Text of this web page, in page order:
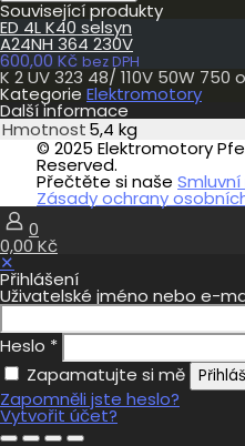
323
48/
110V
50W
750
ot.
množství
Související produkty
ED 4L K40 selsyn
A24NH 364 230V
600,00 Kč bez DPH
K 2 UV 323 48/ 110V 50W 750
Kategorie Elektromotory
Další informace
Hmotnost5,4 kg
© 2025 Elektromotory
Reserved.
Přečtěte si naše
Zásady ochrany
0
0,00 Kč
✕
Přihlášení
Uživatelské jméno nebo e-
Heslo *
Zapamatujte si mě
Zapomněli jste heslo?
Vytvořit účet?